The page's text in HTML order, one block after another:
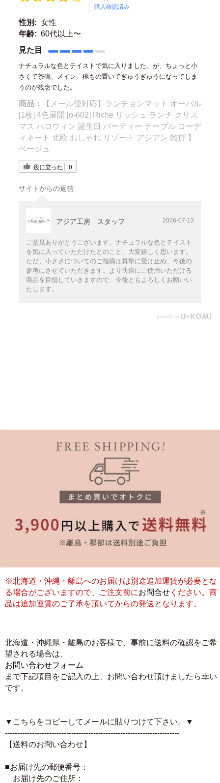
購入確認済み
性別: 女性
年齢: 60代以上〜
見た目
ナチュラルな色とテイストで気に入りました。が、ちょっと小
さくて茶碗、メイン、椀もの置いてぎゅうぎゅうになってしま
うのが残念でした。
商品：
【メール便対応】ランチョンマット オーバル
[1枚] 4色展開 [o-602] Riche リッシュ ランチ クリス
マス ハロウィン 誕生日 パーティー テーブル コーデ
ィネート 北欧 おしゃれ リゾート アジアン 雑貨 】
ベージュ
役に立った 0
サイトからの返信
アジア工房 スタッフ 2026-07-13
ご意見ありがとうございます。ナチュラルな色とテイスト
を気に入っていただけたとのこと、大変嬉しく思います。
ただ、小ささについてのご指摘は真摯に受け止め、今後の
参考にさせていただきます。より快適にご使用いただける
商品を目指していきますので、今後ともよろしくお願いい
たします。
※北海道・沖縄・離島へのお届けは別途追加運賃が必要とな
る場合がございますので、ご注文前にお問合せ ください。商
品は追加運賃のご了承を頂いてからの発送となります。
北海道・沖縄県・離島のお客様で、事前に送料の確認をご希
望される場合は、
お問い合わせフォーム
まで下記項目をご記入の上、お問い合わせ頂けましたら幸い
です。
▼こちらをコピーしてメールに貼りつけて下さい。▼
-----------------------------------------------------------------------
【送料のお問い合わせ】
■お届け先の郵便番号：
お届け先のご住所：